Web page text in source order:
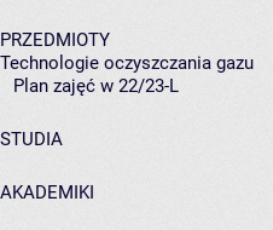
PRZEDMIOTY
Technologie oczyszczania gazu
Plan zajęć w 22/23-L
STUDIA
AKADEMIKI